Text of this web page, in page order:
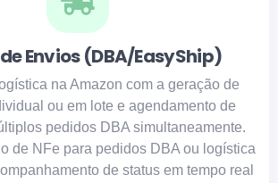
Envios (DBA/EasyShip)​
na Amazon com a geração de
ou em lote e agendamento de
pedidos DBA simultaneamente.
de NFe para pedidos DBA ou logística
de status em tempo real